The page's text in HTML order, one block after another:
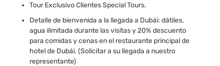
Tour Exclusivo Clientes Special Tours.
Detalle de bienvenida a la llegada a Dubái: dátiles,
agua ilimitada durante las visitas y 20% descuento
para comidas y cenas en el restaurante principal de
hotel de Dubái. (Solicitar a su llegada a nuestro
representante)